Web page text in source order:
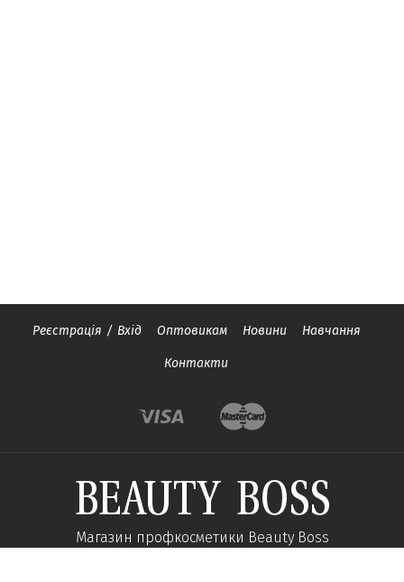
Реєстрація / Вхід Оптовикам Новини Навчання
Контакти
Магазин профкосметики Beauty Boss